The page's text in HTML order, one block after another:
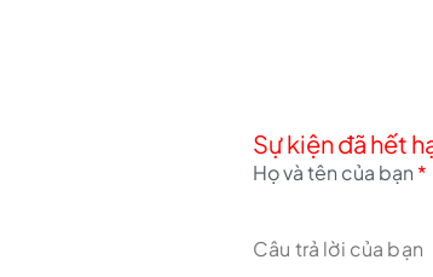
Sự kiện đã hết
Họ và tên của bạn *